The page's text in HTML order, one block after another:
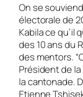
On se
électorale de
Kabila ce qu’il
des 10 ans du
des mentors. “
Président de
la cantonade.
Etienne